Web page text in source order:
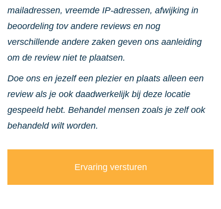
mailadressen, vreemde IP-adressen, afwijking in
beoordeling tov andere reviews en nog
verschillende andere zaken geven ons aanleiding
om de review niet te plaatsen.
Doe ons en jezelf een plezier en plaats alleen een
review als je ook daadwerkelijk bij deze locatie
gespeeld hebt. Behandel mensen zoals je zelf ook
behandeld wilt worden.